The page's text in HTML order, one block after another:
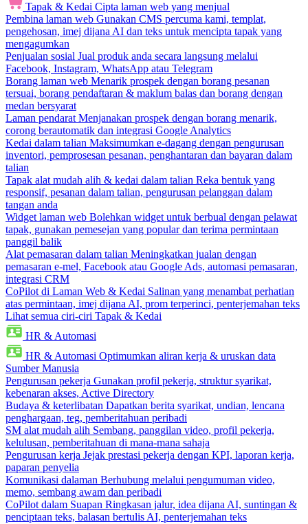
Tapak & Kedai Cipta laman web yang menjual
Pembina laman web Gunakan CMS percuma kami, templat,
pengehosan, imej dijana AI dan teks untuk mencipta tapak yang
mengagumkan
Penjualan sosial Jual produk anda secara langsung melalui
Facebook, Instagram, WhatsApp atau Telegram
Borang laman web Menarik prospek dengan borang pesanan
tersuai, borang pendaftaran & maklum balas dan borang dengan
medan bersyarat
Laman pendarat Menjanakan prospek dengan borang menarik,
corong berautomatik dan integrasi Google Analytics
Kedai dalam talian Maksimumkan e-dagang dengan pengurusan
inventori, pemprosesan pesanan, penghantaran dan bayaran dalam
talian
Tapak alat mudah alih & kedai dalam talian Reka bentuk yang
responsif, pesanan dalam talian, pengurusan pelanggan dalam
tangan anda
Widget laman web Bolehkan widget untuk berbual dengan pelawat
tapak, gunakan pemesejan yang popular dan terima permintaan
panggil balik
Alat pemasaran dalam talian Meningkatkan jualan dengan
pemasaran e-mel, Facebook atau Google Ads, automasi pemasaran,
integrasi CRM
CoPilot di Laman Web & Kedai Salinan yang menambat perhatian
atas permintaan, imej dijana AI, prom terperinci, penterjemahan teks
Lihat semua ciri-ciri Tapak & Kedai
HR & Automasi
HR & Automasi Optimumkan aliran kerja & uruskan data
Sumber Manusia
Pengurusan pekerja Gunakan profil pekerja, struktur syarikat,
kebenaran akses, Active Directory
Budaya & keterlibatan Dapatkan berita syarikat, undian, lencana
penghargaan, teg, pemberitahuan peribadi
SM alat mudah alih Sembang, panggilan video, profil pekerja,
kelulusan, pemberitahuan di mana-mana sahaja
Pengurusan kerja Jejak prestasi pekerja dengan KPI, laporan kerja,
paparan penyelia
Komunikasi dalaman Berhubung melalui pengumuman video,
memo, sembang awam dan peribadi
CoPilot dalam Suapan Ringkasan jalur, idea dijana AI, suntingan &
penciptaan teks, balasan bertulis AI, penterjemahan teks